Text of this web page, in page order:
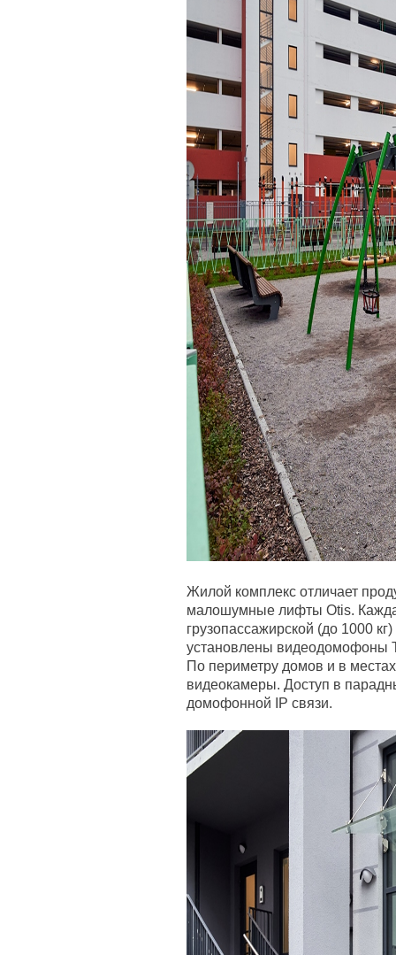
Жилой комплекс отличает
малошумные лифты Otis.
грузопассажирской (до 1000
установлены видеодомофоны
По периметру домов и в
видеокамеры. Доступ в
домофонной IP связи.